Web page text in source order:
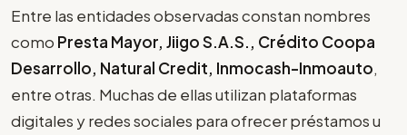
Entre las entidades observadas constan nombres
como Presta Mayor, Jiigo S.A.S., Crédito Coopa
Desarrollo, Natural Credit, Inmocash-Inmoauto,
entre otras. Muchas de ellas utilizan plataformas
digitales y redes sociales para ofrecer préstamos u